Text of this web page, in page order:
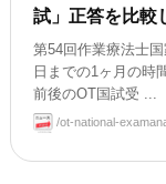
試」正答を比較
第54回作業療法士
日までの1ヶ月の時
前後のOT国試受 ...
/ot-national-